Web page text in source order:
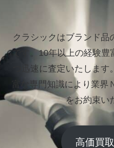
クラシックはブランド品
です。10年以上の経験豊
つ迅速に査定いたします。
富な専門知識により業界
をお約束い
高価買